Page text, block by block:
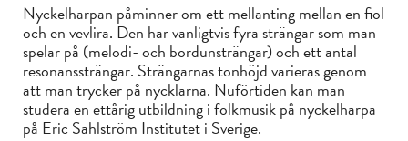
Nyckelharpan påminner om ett mellanting mellan en fiol
och en vevlira. Den har vanligtvis fyra strängar som man
spelar på (melodi- och bordunsträngar) och ett antal
resonanssträngar. Strängarnas tonhöjd varieras genom
att man trycker på nycklarna. Nuförtiden kan man
studera en ettårig utbildning i folkmusik på nyckelharpa
på Eric Sahlström Institutet i Sverige.